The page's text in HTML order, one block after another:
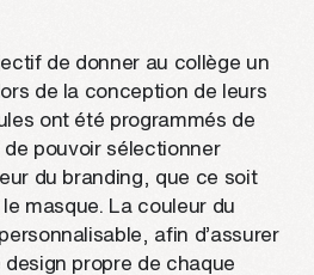
de donner au collège un
de la conception de leurs
ont été programmés de
pouvoir sélectionner
du branding, que ce soit
masque. La couleur du
afin d’assurer
propre de chaque